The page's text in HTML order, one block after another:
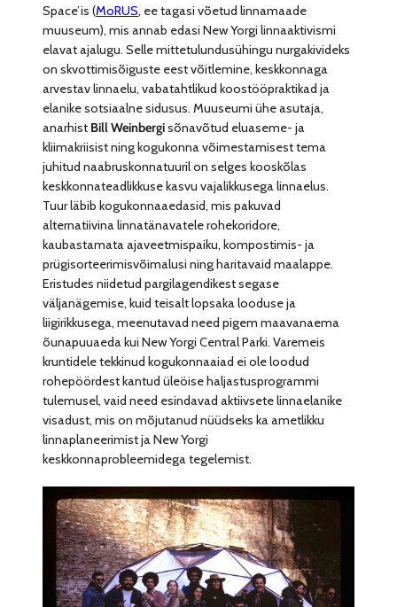
Space’is (MoRUS, ee tagasi võetud linnamaade
muuseum), mis annab edasi New Yorgi linnaaktivismi
elavat ajalugu. Selle mittetulundusühingu nurgakivideks
on skvottimisõiguste eest võitlemine, keskkonnaga
arvestav linnaelu, vabatahtlikud koostööpraktikad ja
elanike sotsiaalne sidusus. Muuseumi ühe asutaja,
anarhist Bill Weinbergisõnavõtud eluaseme- ja
kliimakriisist ning kogukonna võimestamisest tema
juhitud naabruskonnatuuril on selges kooskõlas
keskkonnateadlikkuse kasvu vajalikkusega linnaelus.
Tuur läbib kogukonnaaedasid, mis pakuvad
alternatiivina linnatänavatele rohekoridore,
kaubastamata ajaveetmispaiku, kompostimis- ja
prügisorteerimisvõimalusi ning haritavaid maalappe.
Eristudes niidetud pargilagendikest segase
väljanägemise, kuid teisalt lopsaka looduse ja
liigirikkusega, meenutavad need pigem maavanaema
õunapuuaeda kui New Yorgi Central Parki. Varemeis
kruntidele tekkinud kogukonnaaiad ei ole loodud
rohepöördest kantud üleöise haljastusprogrammi
tulemusel, vaid need esindavad aktiivsete linnaelanike
visadust, mis on mõjutanud nüüdseks ka ametlikku
linnaplaneerimist ja New Yorgi
keskkonnaprobleemidega tegelemist.